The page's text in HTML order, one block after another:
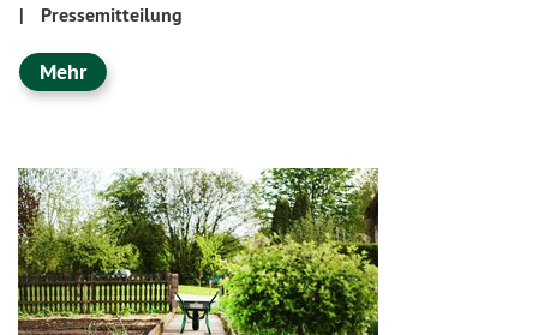
|
Pressemitteilung
Mehr